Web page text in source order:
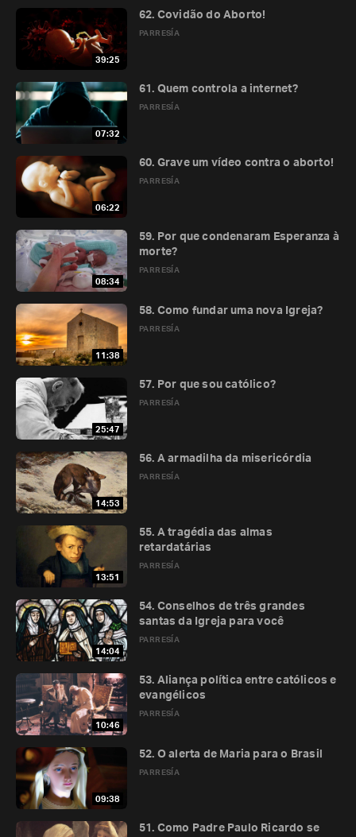
39:25
PARRESÍA
62. Covidão do Aborto!
07:32
PARRESÍA
61. Quem controla a internet?
06:22
PARRESÍA
60. Grave um vídeo contra o aborto!
08:34
PARRESÍA
59. Por que condenaram Esperanza à
morte?
11:38
PARRESÍA
58. Como fundar uma nova Igreja?
25:47
PARRESÍA
57. Por que sou católico?
14:53
PARRESÍA
56. A armadilha da misericórdia
13:51
PARRESÍA
55. A tragédia das almas
retardatárias
14:04
PARRESÍA
54. Conselhos de três grandes
santas da Igreja para você
10:46
PARRESÍA
53. Aliança política entre católicos e
evangélicos
09:38
PARRESÍA
52. O alerta de Maria para o Brasil
51. Como Padre Paulo Ricardo se